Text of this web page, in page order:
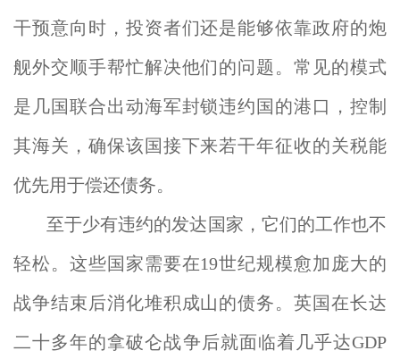
干预意向时，投资者们还是能够依靠政府的炮
舰外交顺手帮忙解决他们的问题。常见的模式
是几国联合出动海军封锁违约国的港口，控制
其海关，确保该国接下来若干年征收的关税能
优先用于偿还债务。
至于少有违约的发达国家，它们的工作也不
轻松。这些国家需要在19世纪规模愈加庞大的
战争结束后消化堆积成山的债务。英国在长达
二十多年的拿破仑战争后就面临着几乎达GDP